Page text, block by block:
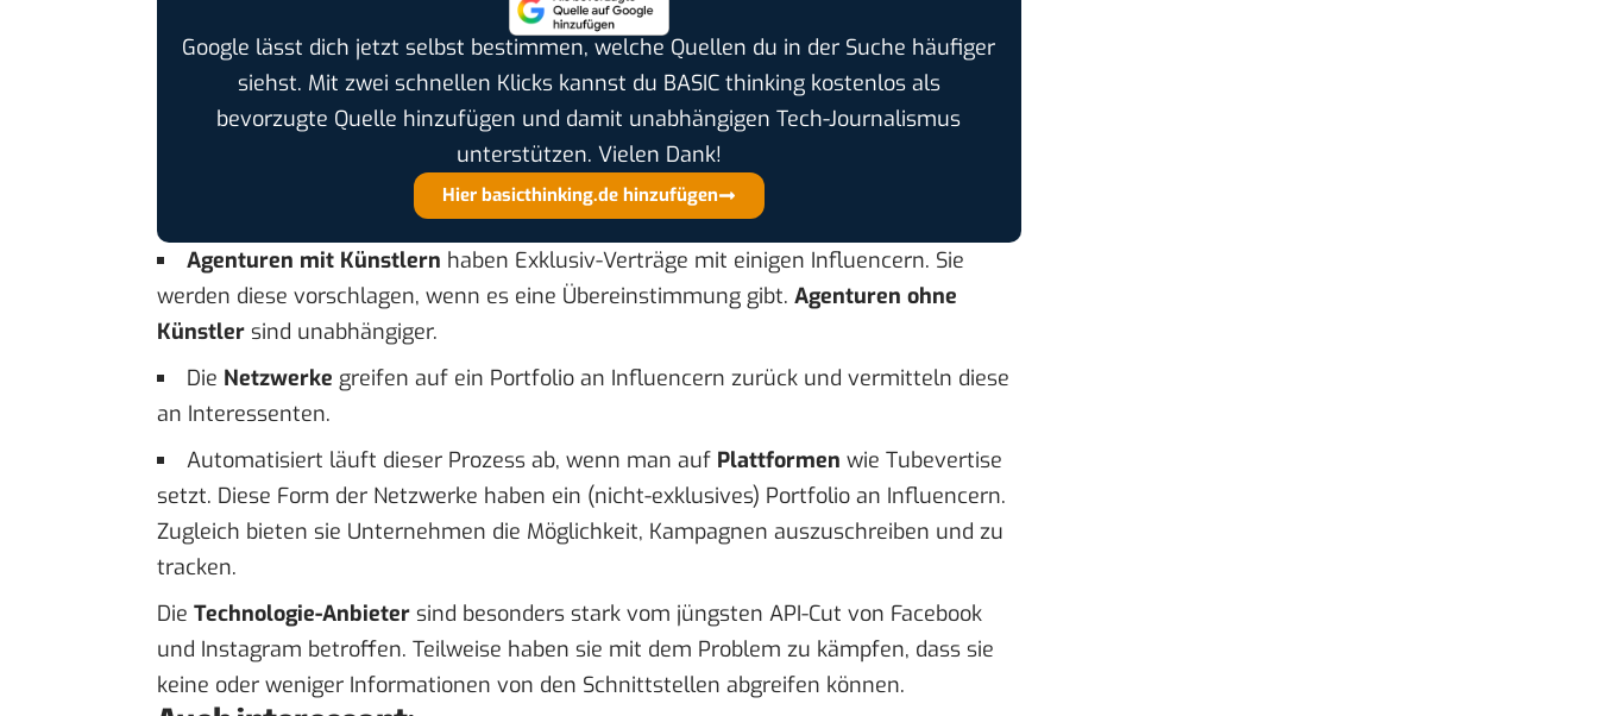
Google lässt dich jetzt selbst bestimmen, welche Quellen du in der Suche häufiger
siehst. Mit zwei schnellen Klicks kannst du BASIC thinking kostenlos als
bevorzugte Quelle hinzufügen und damit unabhängigen Tech-Journalismus
unterstützen. Vielen Dank!
Hier basicthinking.de hinzufügen
Agenturen mit Künstlern haben Exklusiv-Verträge mit einigen Influencern. Sie
werden diese vorschlagen, wenn es eine Übereinstimmung gibt. Agenturen ohne
Künstler sind unabhängiger.
Die Netzwerke greifen auf ein Portfolio an Influencern zurück und vermitteln diese
an Interessenten.
Automatisiert läuft dieser Prozess ab, wenn man auf Plattformen wie Tubevertise
setzt. Diese Form der Netzwerke haben ein (nicht-exklusives) Portfolio an Influencern.
Zugleich bieten sie Unternehmen die Möglichkeit, Kampagnen auszuschreiben und zu
tracken.
Die Technologie-Anbieter sind besonders stark vom jüngsten API-Cut von Facebook
und Instagram betroffen. Teilweise haben sie mit dem Problem zu kämpfen, dass sie
keine oder weniger Informationen von den Schnittstellen abgreifen können.